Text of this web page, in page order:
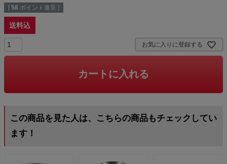
[ 58 ポイント進呈 ]
送料込
お気に入りに登録する
カートに入れる
この商品を見た人は、こちらの商品もチェックしてい
ます！